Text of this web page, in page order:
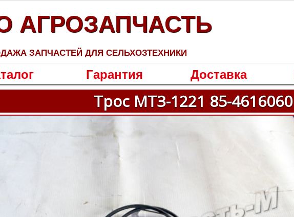
АГРОЗАПЧАСТЬ
ЗАПЧАСТЕЙ ДЛЯ СЕЛЬХОЗТЕХНИКИ
Гарантия Доставка
Трос МТЗ-1221 85-4616060